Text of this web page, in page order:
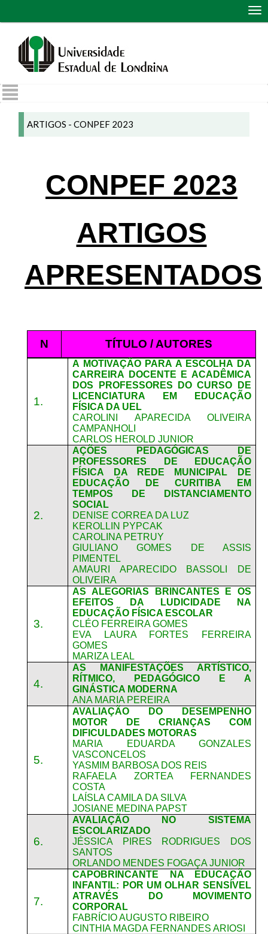
ARTIGOS - CONPEF 2023
CONPEF 2023
ARTIGOS
APRESENTADOS
N TÍTULO / AUTORES
1.
A MOTIVAÇÃO PARA A ESCOLHA DA
CARREIRA DOCENTE E ACADÊMICA
DOS PROFESSORES DO CURSO DE
LICENCIATURA EM EDUCAÇÃO
FÍSICA DA UEL
CAROLINI APARECIDA OLIVEIRA
CAMPANHOLI
CARLOS HEROLD JUNIOR
2.
AÇÕES PEDAGÓGICAS DE
PROFESSORES DE EDUCAÇÃO
FÍSICA DA REDE MUNICIPAL DE
EDUCAÇÃO DE CURITIBA EM
TEMPOS DE DISTANCIAMENTO
SOCIAL
DENISE CORREA DA LUZ
KEROLLIN PYPCAK
CAROLINA PETRUY
GIULIANO GOMES DE ASSIS
PIMENTEL
AMAURI APARECIDO BASSOLI DE
OLIVEIRA
3.
AS ALEGORIAS BRINCANTES E OS
EFEITOS DA LUDICIDADE NA
EDUCAÇÃO FÍSICA ESCOLAR
CLÉO FERREIRA GOMES
EVA LAURA FORTES FERREIRA
GOMES
MARIZA LEAL
4.
AS MANIFESTAÇÕES ARTÍSTICO,
RÍTMICO, PEDAGÓGICO E A
GINÁSTICA MODERNA
ANA MARIA PEREIRA
5.
AVALIAÇÃO DO DESEMPENHO
MOTOR DE CRIANÇAS COM
DIFICULDADES MOTORAS
MARIA EDUARDA GONZALES
VASCONCELOS
YASMIM BARBOSA DOS REIS
RAFAELA ZORTEA FERNANDES
COSTA
LAÍSLA CAMILA DA SILVA
JOSIANE MEDINA PAPST
6.
AVALIAÇÃO NO SISTEMA
ESCOLARIZADO
JÉSSICA PIRES RODRIGUES DOS
SANTOS
ORLANDO MENDES FOGAÇA JUNIOR
7.
CAPOBRINCANTE NA EDUCAÇÃO
INFANTIL: POR UM OLHAR SENSÍVEL
ATRAVÉS DO MOVIMENTO
CORPORAL
FABRÍCIO AUGUSTO RIBEIRO
CINTHIA MAGDA FERNANDES ARIOSI